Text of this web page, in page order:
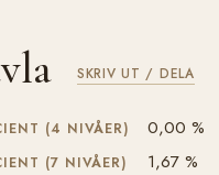
SKRIV UT / DELA
(4 NIVÅER) 0,00 %
(7 NIVÅER) 1,67 %